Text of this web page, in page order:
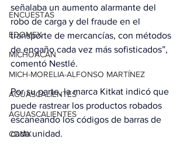
ENCUESTAS
EDOMEX
MICHOACÁN
MICH-MORELIA-ALFONSO MARTÍNEZ
AGUASCALIENTES
AGUASCALIENTES
CDMX
señalaba un aumento alarmante del
robo de carga y del fraude en el
transporte de mercancías, con métodos
de engaño cada vez más sofisticados”,
comentó Nestlé.
Por su parte, la marca Kitkat indicó que
puede rastrear los productos robados
escaneando los códigos de barras de
cada unidad.